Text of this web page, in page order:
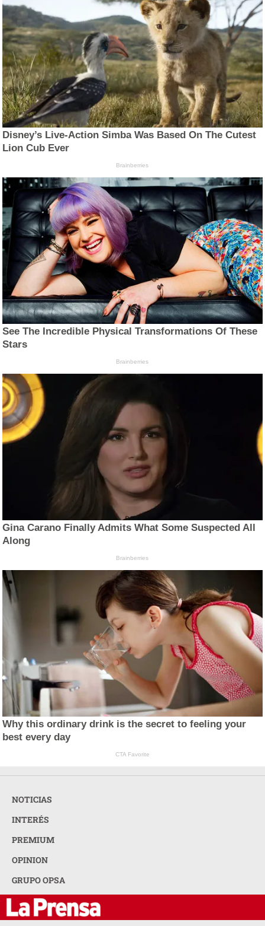
Disney’s Live-Action Simba Was Based On The Cutest
Lion Cub Ever
Brainberries
See The Incredible Physical Transformations Of These
Stars
Brainberries
Gina Carano Finally Admits What Some Suspected All
Along
Brainberries
Why this ordinary drink is the secret to feeling your
best every day
CTA Favorite
NOTICIAS
INTERÉS
PREMIUM
OPINION
GRUPO OPSA